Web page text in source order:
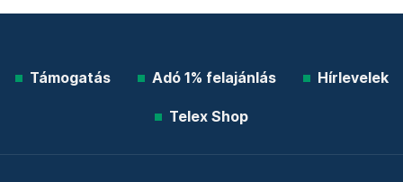
Támogatás Adó 1% felajánlás Hírlevelek
Telex Shop